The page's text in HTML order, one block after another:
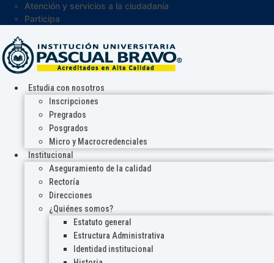
Atención y servicios a la ciudadanía
Participa
Estudia con nosotros
Inscripciones
Pregrados
Posgrados
Micro y Macrocredenciales
Institucional
Aseguramiento de la calidad
Rectoría
Direcciones
¿Quiénes somos?
Estatuto general
Estructura Administrativa
Identidad institucional